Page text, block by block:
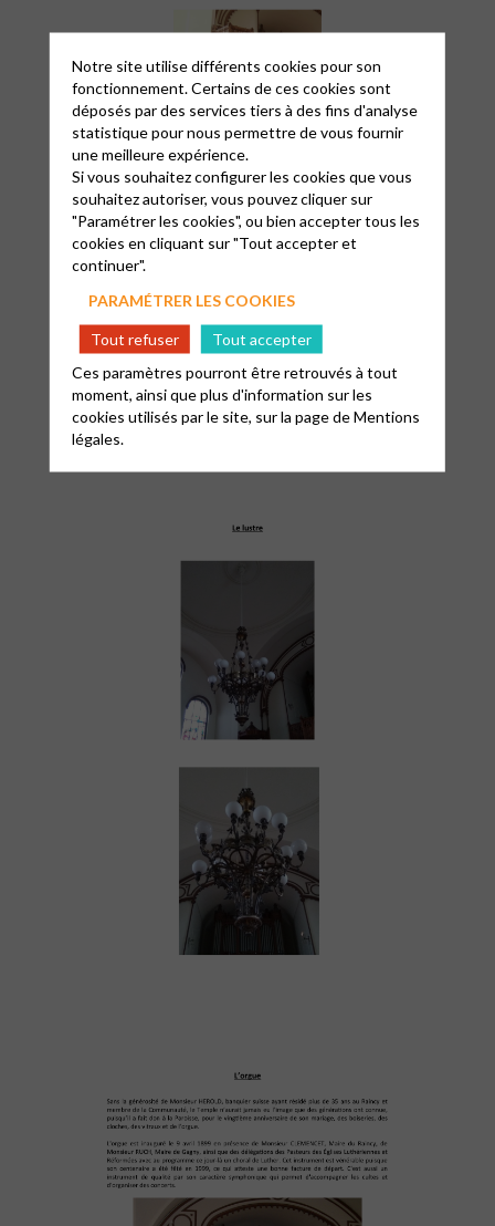
Notre site utilise différents cookies pour son
fonctionnement. Certains de ces cookies sont
déposés par des services tiers à des fins d'analyse
statistique pour nous permettre de vous fournir
une meilleure expérience.
Si vous souhaitez configurer les cookies que vous
souhaitez autoriser, vous pouvez cliquer sur
"Paramétrer les cookies", ou bien accepter tous les
cookies en cliquant sur "Tout accepter et
continuer".
PARAMÉTRER LES COOKIES
Tout refuser
Tout accepter
Ces paramètres pourront être retrouvés à tout
moment, ainsi que plus d'information sur les
cookies utilisés par le site, sur la page deMentions
légales.